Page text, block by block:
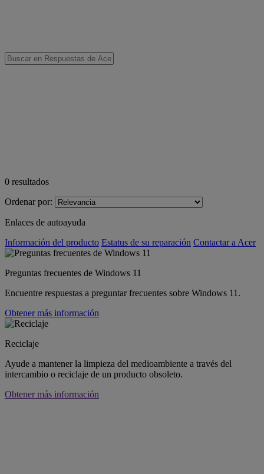
0 resultados
Ordenar por:
Enlaces de autoayuda
Información del producto Estatus de su reparación Contactar a Acer
Preguntas frecuentes de Windows 11
Encuentre respuestas a preguntar frecuentes sobre Windows 11.
Obtener más información
Reciclaje
Ayude a mantener la limpieza del medioambiente a través del
intercambio o reciclaje de un producto obsoleto.
Obtener más información